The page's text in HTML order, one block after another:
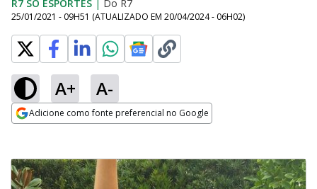
R7 SÓ ESPORTES | Do R7
25/01/2021 - 09H51 (ATUALIZADO EM 20/04/2024 - 06H02)
A+ A-
Adicione como fonte preferencial no Google